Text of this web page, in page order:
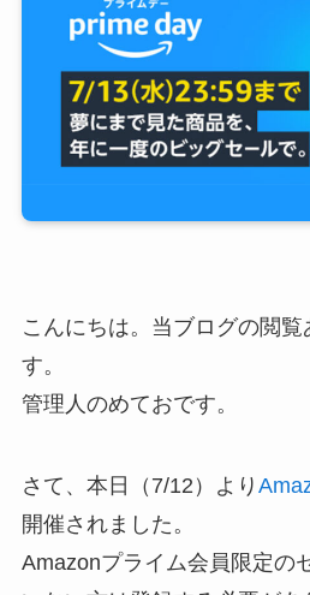
こんにちは。当ブログの閲覧
す。
管理人のめておです。
さて、本日（7/12）より
開催されました。
Amazonプライム会員限定の